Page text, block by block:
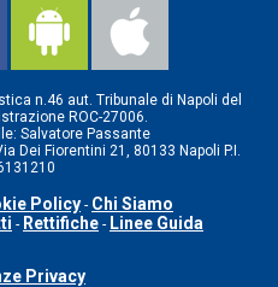
n.46 aut. Tribunale di Napoli del
ROC-27006.
Salvatore Passante
Dei Fiorentini 21, 80133 Napoli P.I.
Policy - Chi Siamo
- Rettifiche - Linee Guida
Privacy